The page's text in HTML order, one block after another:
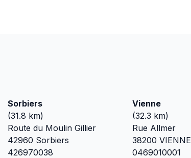
Sorbiers
(31.8 km)
Route du Moulin Gillier
42960 Sorbiers
426970038
Vienne
(32.3 km)
Rue Allmer
38200 VIENNE
0469010001